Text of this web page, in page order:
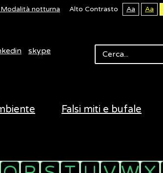
Modalità notturna Alto Contrasto Aa Aa
skype
Falsi miti e bufale